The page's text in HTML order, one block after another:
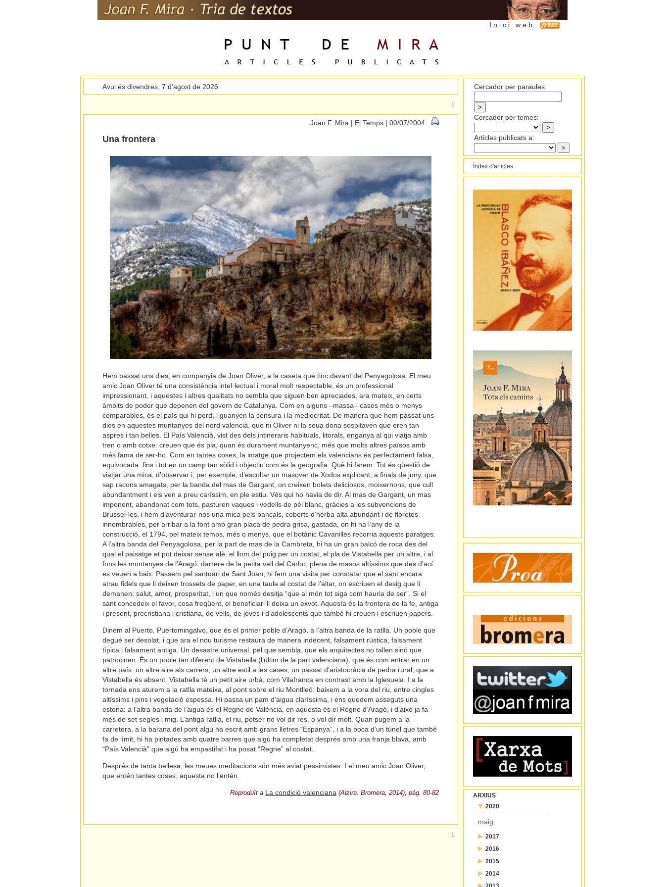
I n i c i w e b
Avui és divendres, 7 d'agost de 2026
1
Joan F. Mira | El Temps | 00/07/2004
Una frontera
Hem passat uns dies, en companyia de Joan Oliver, a la caseta que tinc davant del Penyagolosa. El meu
amic Joan Oliver té una consistència intel·lectual i moral molt respectable, és un professional
impressionant, i aquestes i altres qualitats no sembla que siguen ben apreciades, ara mateix, en certs
àmbits de poder que depenen del govern de Catalunya. Com en alguns –massa– casos més o menys
comparables, és el país qui hi perd, i guanyen la censura i la mediocritat. De manera que hem passat uns
dies en aquestes muntanyes del nord valencià, que ni Oliver ni la seua dona sospitaven que eren tan
aspres i tan belles. El País Valencià, vist des dels intineraris habituals, litorals, enganya al qui viatja amb
tren o amb cotxe: creuen que és pla, quan és durament muntanyenc, més que molts altres països amb
més fama de ser-ho. Com en tantes coses, la imatge que projectem els valencians és perfectament falsa,
equivocada: fins i tot en un camp tan sòlid i objectiu com és la geografia. Què hi farem. Tot és qüestió de
viatjar una mica, d’observar i, per exemple, d’escoltar un masover de Xodos explicant, a finals de juny, que
sap racons amagats, per la banda del mas de Gargant, on creixen bolets deliciosos, moixernons, que cull
abundantment i els ven a preu caríssim, en ple estiu. Vés qui ho havia de dir. Al mas de Gargant, un mas
imponent, abandonat com tots, pasturen vaques i vedells de pèl blanc, gràcies a les subvencions de
Brussel·les, i hem d’aventurar-nos una mica pels bancals, coberts d’herba alta abundant i de floretes
innombrables, per arribar a la font amb gran placa de pedra grisa, gastada, on hi ha l’any de la
construcció, el 1794, pel mateix temps, més o menys, que el botànic Cavanilles recorria aquests paratges.
A l’altra banda del Penyagolosa, per la part de mas de la Cambreta, hi ha un gran balcó de roca des del
qual el paisatge et pot deixar sense alè: el llom del puig per un costat, el pla de Vistabella per un altre, i al
fons les muntanyes de l’Aragó, darrere de la petita vall del Carbo, plena de masos altíssims que des d’ací
es veuen a baix. Passem pel santuari de Sant Joan, hi fem una visita per constatar que el sant encara
atrau fidels que li deixen trossets de paper, en una taula al costat de l’altar, on escriuen el desig que li
demanen: salut, amor, prosperitat, i un que només desitja “que al món tot siga com hauria de ser”. Si el
sant concedeix el favor, cosa freqüent, el beneficiari li deixa un exvot. Aquesta és la frontera de la fe, antiga
i present, precristiana i cristiana, de vells, de joves i d’adolescents que també hi creuen i escriuen papers.
Dinem al Puerto, Puertomingalvo, que és el primer poble d’Aragó, a l’altra banda de la ratlla. Un poble que
degué ser desolat, i que ara el nou turisme restaura de manera indecent, falsament rústica, falsament
típica i falsament antiga. Un desastre universal, pel que sembla, que els arquitectes no tallen sinó que
patrocinen. És un poble tan diferent de Vistabella (l’últim de la part valenciana), que és com entrar en un
altre país: un altre aire als carrers, un altre estil a les cases, un passat d’aristocràcia de pedra rural, que a
Vistabella és absent. Vistabella té un petit aire urbà, com Vilafranca en contrast amb la Iglesuela. I a la
tornada ens aturem a la ratlla mateixa, al pont sobre el riu Montlleó: baixem a la vora del riu, entre cingles
altíssims i pins i vegetació espessa. Hi passa un pam d’aigua claríssima, i ens quedem asseguts una
estona: a l’altra banda de l’aigua és el Regne de València, en aquesta és el Regne d’Aragó, i d’això ja fa
més de set segles i mig. L’antiga ratlla, el riu, potser no vol dir res, o vol dir molt. Quan pugem a la
carretera, a la barana del pont algú ha escrit amb grans lletres “Espanya”, i a la boca d’un túnel que també
fa de límit, hi ha pintades amb quatre barres que algú ha completat després amb una franja blava, amb
“País Valencià” que algú ha empastifat i ha posat “Regne” al costat.
Després de tanta bellesa, les meues meditacions són més aviat pessimistes. I el meu amic Joan Oliver,
que entén tantes coses, aquesta no l’entén.
Reproduït a La condició valenciana (Alzira: Bromera, 2014), pàg. 80-82
1
Cercador per paraules:
Cercador per temes:
Articles publicats a:
Índex d'articles
ARXIUS
2020
maig
2017
juliol2016
desembre
2015
desembre
2014